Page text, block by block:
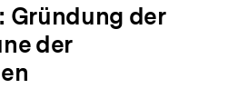
Gründung der
der